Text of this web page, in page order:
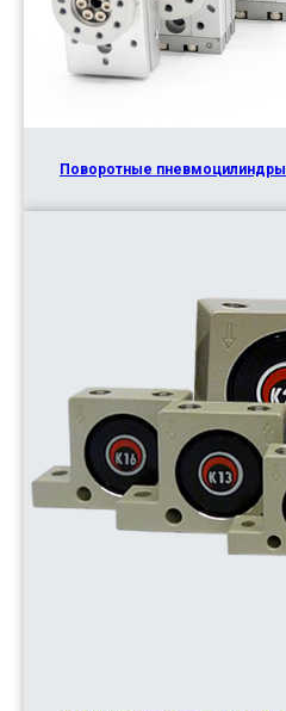
Поворотные пневмоцилиндры